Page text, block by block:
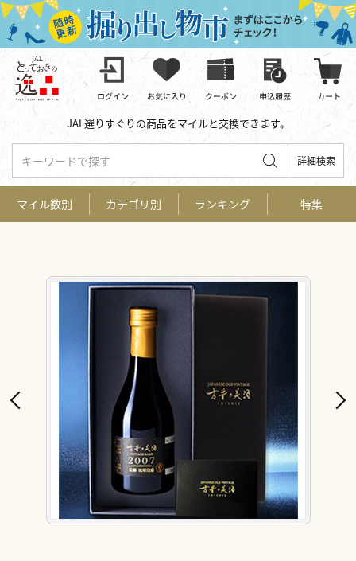
JAL選りすぐりの商品をマイルと交換できます。
キーワードで探す 詳細検索
マイル数別 カテゴリ別 ランキング 特集